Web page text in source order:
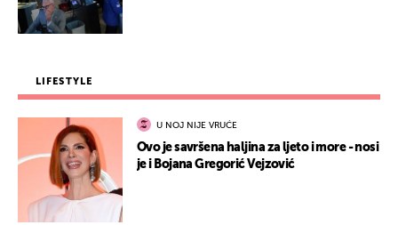
LIFESTYLE
U NOJ NIJE VRUĆE
Ovo je savršena haljina za ljeto i more - nosi
je i Bojana Gregorić Vejzović